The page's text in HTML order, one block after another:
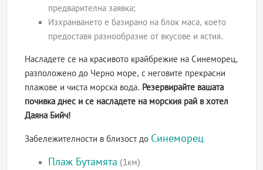
предварителна заявка;
Изхранването е базирано на блок маса, което
предоставя разнообразие от вкусове и ястия.
Насладете се на красивото крайбрежие на Синеморец,
разположено до Черно море, с неговите прекрасни
плажове и чиста морска вода. Резервирайте вашата
почивка днес и се насладете на морския рай в хотел
Даяна Бийч!
Забележителности в близост до Синеморец
Плаж Бутамята (1км)